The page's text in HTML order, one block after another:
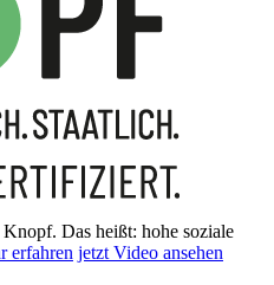
Das heißt: hohe soziale
erfahren jetzt Video ansehen